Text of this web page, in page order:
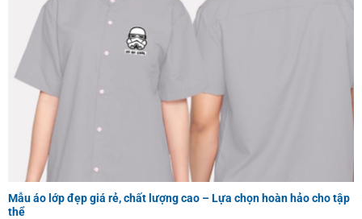
Mẫu áo lớp đẹp giá rẻ, chất lượng cao – Lựa chọn hoàn hảo cho tập
thể